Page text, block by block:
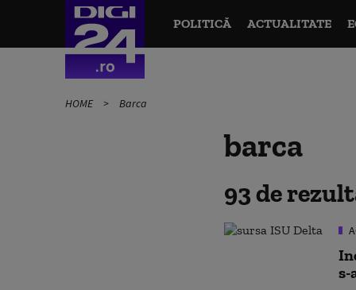
POLITICĂ ACTUALITATE
HOME Barca
barca
93 de
s-